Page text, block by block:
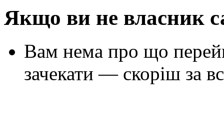
Якщо ви не власник
Вам нема про що
зачекати — скоріш за